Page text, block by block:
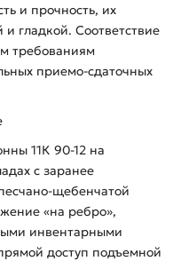
и прочность, их
и гладкой. Соответствие
требованиям
приемо-сдаточных
11К 90-12 на
с заранее
щебенчатой
«на ребро»,
инвентарными
доступ подъемной